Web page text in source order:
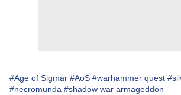
#Age of Sigmar #AoS #warhammer quest
#necromunda #shadow war armageddon